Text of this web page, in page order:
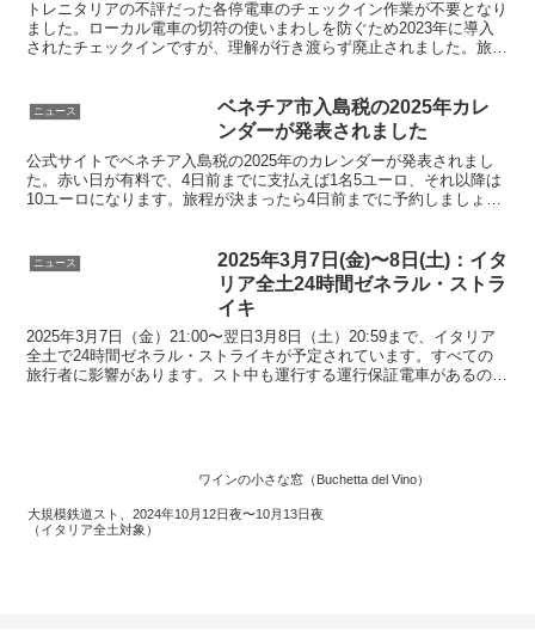
トレニタリアの不評だった各停電車のチェックイン作業が不要となり
ました。ローカル電車の切符の使いまわしを防ぐため2023年に導入
されたチェックインですが、理解が行き渡らず廃止されました。旅行
ニュース
ベネチア市入島税の2025年カレ
ンダーが発表されました
公式サイトでベネチア入島税の2025年のカレンダーが発表されまし
た。赤い日が有料で、4日前までに支払えば1名5ユーロ、それ以降は
10ユーロになります。旅程が決まったら4日前までに予約しましょ
ニュース
2025年3月7日(金)〜8日(土)：イタ
リア全土24時間ゼネラル・ストラ
イキ
2025年3月7日（金）21:00〜翌日3月8日（土）20:59まで、イタリア
全土で24時間ゼネラル・ストライキが予定されています。すべての
旅行者に影響があります。スト中も運行する運行保証電車があるので
ワインの小さな窓（Buchetta del Vino）
大規模鉄道スト、2024年10月12日夜〜10月13日夜
（イタリア全土対象）